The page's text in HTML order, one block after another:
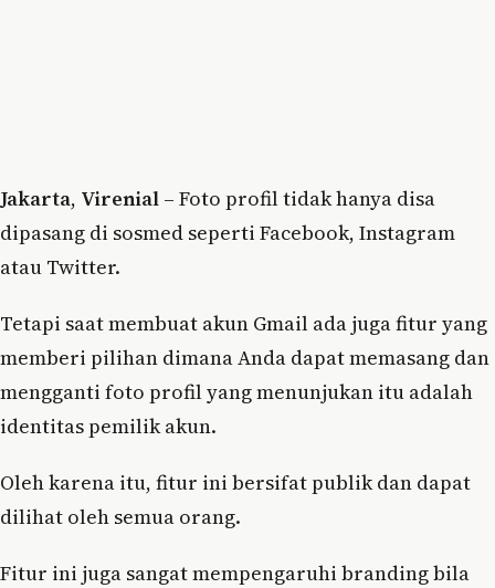
Jakarta, Virenial – Foto profil tidak hanya disa
dipasang di sosmed seperti Facebook, Instagram
atau Twitter.
Tetapi saat membuat akun Gmail ada juga fitur yang
memberi pilihan dimana Anda dapat memasang dan
mengganti foto profil yang menunjukan itu adalah
identitas pemilik akun.
Oleh karena itu, fitur ini bersifat publik dan dapat
dilihat oleh semua orang.
Fitur ini juga sangat mempengaruhi branding bila